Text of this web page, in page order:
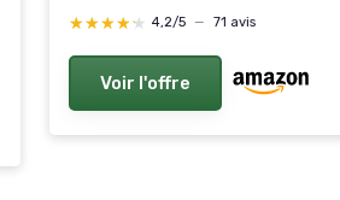
Brosse de désherbage, 2
Moteur sans balais 900W pour
pelouse, Jardin, Cour (Bleu)
★★★★★
★★★★★ 4,2/5 — 71 avis
Voir l'offre